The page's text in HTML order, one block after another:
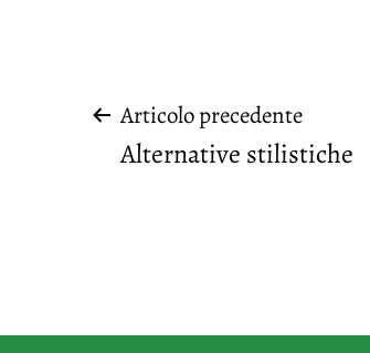
Navigazione
Articolo precedente
Alternative stilistiche